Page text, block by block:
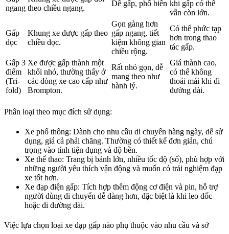
ngang theo chiều ngang.
Dễ gấp, phổ biến khi gấp có thể
vẫn còn lớn.
Gấp
dọc
Khung xe được gấp theo
chiều dọc.
Gọn gàng hơn
gấp ngang, tiết
kiệm không gian
chiều rộng.
Có thể phức tạp
hơn trong thao
tác gấp.
Gấp 3
điểm
(Tri-
fold)
Xe được gấp thành một
khối nhỏ, thường thấy ở
các dòng xe cao cấp như
Brompton.
Rất nhỏ gọn, dễ
mang theo như
hành lý.
Giá thành cao,
có thể không
thoải mái khi đi
đường dài.
Phân loại theo mục đích sử dụng:
Xe phổ thông: Dành cho nhu cầu di chuyển hàng ngày, dễ sử
dụng, giá cả phải chăng. Thường có thiết kế đơn giản, chú
trọng vào tính tiện dụng và độ bền.
Xe thể thao: Trang bị bánh lớn, nhiều tốc độ (số), phù hợp với
những người yêu thích vận động và muốn có trải nghiệm đạp
xe tốt hơn.
Xe đạp điện gấp: Tích hợp thêm động cơ điện và pin, hỗ trợ
người dùng di chuyển dễ dàng hơn, đặc biệt là khi leo dốc
hoặc đi đường dài.
Việc lựa chọn loại xe đạp gấp nào phụ thuộc vào nhu cầu và sở